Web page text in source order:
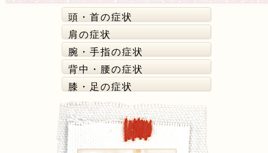
頭・首の症状
肩の症状
腕・手指の症状
背中・腰の症状
膝・足の症状